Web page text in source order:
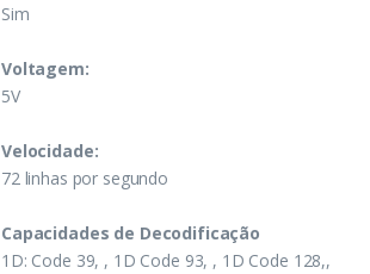
Sim
Voltagem:
5V
Velocidade:
72 linhas por segundo
Capacidades de Decodificação
1D: Code 39, , 1D Code 93, , 1D Code 128,,